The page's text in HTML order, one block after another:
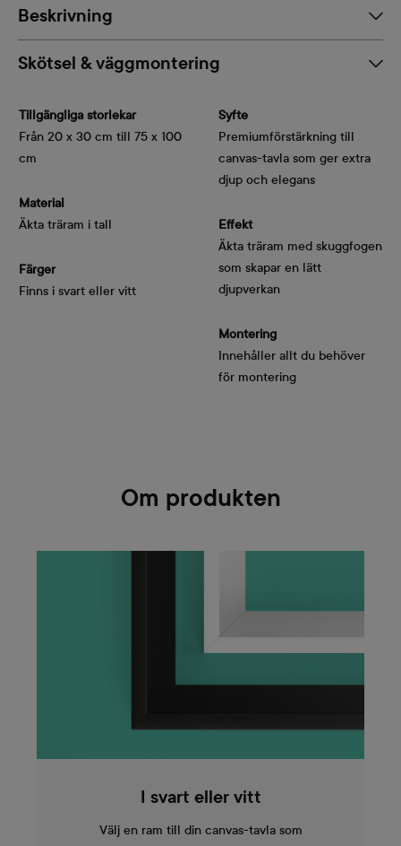
Beskrivning
Skötsel & väggmontering
Tillgängliga storlekar
Från 20 x 30 cm till 75 x 100
cm
Material
Äkta träram i tall
Färger
Finns i svart eller vitt
Syfte
Premiumförstärkning till
canvas-tavla som ger extra
djup och elegans
Effekt
Äkta träram med skuggfogen
som skapar en lätt
djupverkan
Montering
Innehåller allt du behöver
för montering
Om produkten
I svart eller vitt
Välj en ram till din canvas-tavla som